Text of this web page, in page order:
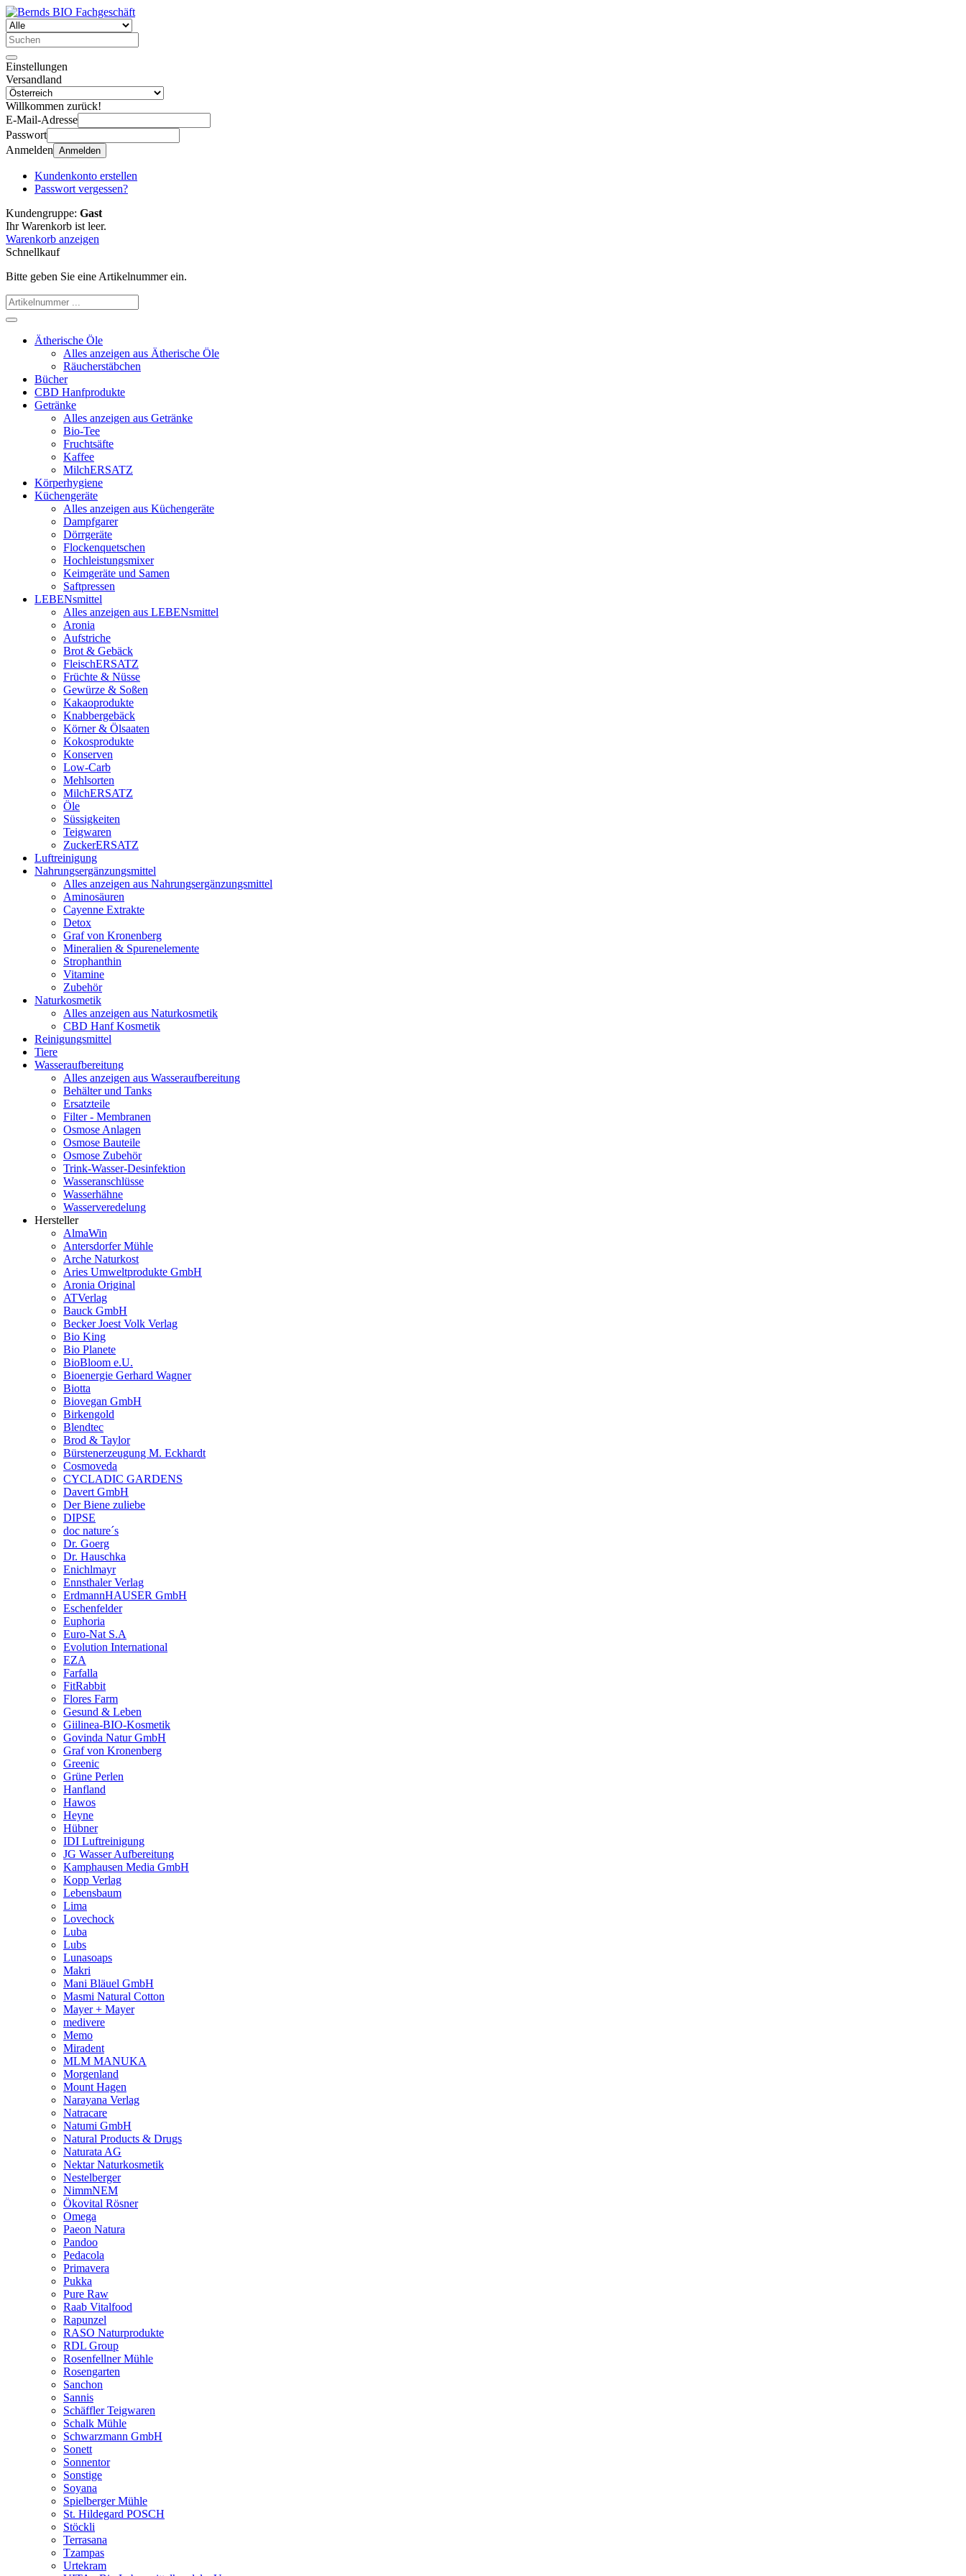
Einstellungen
Versandland
Willkommen zurück!
E-Mail-Adresse
Passwort
Anmelden Anmelden
Kundenkonto erstellen
Passwort vergessen?
Kundengruppe: Gast
Ihr Warenkorb ist leer.
Warenkorb anzeigen
Schnellkauf
Bitte geben Sie eine Artikelnummer ein.
Ätherische Öle
Alles anzeigen aus Ätherische Öle
Räucherstäbchen
Bücher
CBD Hanfprodukte
Getränke
Alles anzeigen aus Getränke
Bio-Tee
Fruchtsäfte
Kaffee
MilchERSATZ
Körperhygiene
Küchengeräte
Alles anzeigen aus Küchengeräte
Dampfgarer
Dörrgeräte
Flockenquetschen
Hochleistungsmixer
Keimgeräte und Samen
Saftpressen
LEBENsmittel
Alles anzeigen aus LEBENsmittel
Aronia
Aufstriche
Brot & Gebäck
FleischERSATZ
Früchte & Nüsse
Gewürze & Soßen
Kakaoprodukte
Knabbergebäck
Körner & Ölsaaten
Kokosprodukte
Konserven
Low-Carb
Mehlsorten
MilchERSATZ
Öle
Süssigkeiten
Teigwaren
ZuckerERSATZ
Luftreinigung
Nahrungsergänzungsmittel
Alles anzeigen aus Nahrungsergänzungsmittel
Aminosäuren
Cayenne Extrakte
Detox
Graf von Kronenberg
Mineralien & Spurenelemente
Strophanthin
Vitamine
Zubehör
Naturkosmetik
Alles anzeigen aus Naturkosmetik
CBD Hanf Kosmetik
Reinigungsmittel
Tiere
Wasseraufbereitung
Alles anzeigen aus Wasseraufbereitung
Behälter und Tanks
Ersatzteile
Filter - Membranen
Osmose Anlagen
Osmose Bauteile
Osmose Zubehör
Trink-Wasser-Desinfektion
Wasseranschlüsse
Wasserhähne
Wasserveredelung
Hersteller
AlmaWin
Antersdorfer Mühle
Arche Naturkost
Aries Umweltprodukte GmbH
Aronia Original
ATVerlag
Bauck GmbH
Becker Joest Volk Verlag
Bio King
Bio Planete
BioBloom e.U.
Bioenergie Gerhard Wagner
Biotta
Biovegan GmbH
Birkengold
Blendtec
Brod & Taylor
Bürstenerzeugung M. Eckhardt
Cosmoveda
CYCLADIC GARDENS
Davert GmbH
Der Biene zuliebe
DIPSE
doc nature´s
Dr. Goerg
Dr. Hauschka
Enichlmayr
Ennsthaler Verlag
ErdmannHAUSER GmbH
Eschenfelder
Euphoria
Euro-Nat S.A
Evolution International
EZA
Farfalla
FitRabbit
Flores Farm
Gesund & Leben
Giilinea-BIO-Kosmetik
Govinda Natur GmbH
Graf von Kronenberg
Greenic
Grüne Perlen
Hanfland
Hawos
Heyne
Hübner
IDI Luftreinigung
JG Wasser Aufbereitung
Kamphausen Media GmbH
Kopp Verlag
Lebensbaum
Lima
Lovechock
Luba
Lubs
Lunasoaps
Makri
Mani Bläuel GmbH
Masmi Natural Cotton
Mayer + Mayer
medivere
Memo
Miradent
MLM MANUKA
Morgenland
Mount Hagen
Narayana Verlag
Natracare
Natumi GmbH
Natural Products & Drugs
Naturata AG
Nektar Naturkosmetik
Nestelberger
NimmNEM
Ökovital Rösner
Omega
Paeon Natura
Pandoo
Pedacola
Primavera
Pukka
Pure Raw
Raab Vitalfood
Rapunzel
RASO Naturprodukte
RDL Group
Rosenfellner Mühle
Rosengarten
Sanchon
Sannis
Schäffler Teigwaren
Schalk Mühle
Schwarzmann GmbH
Sonett
Sonnentor
Sonstige
Soyana
Spielberger Mühle
St. Hildegard POSCH
Stöckli
Terrasana
Tzampas
Urtekram